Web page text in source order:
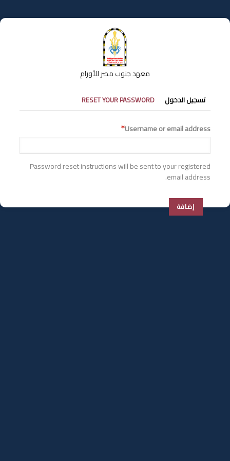
إلى
المحتوى
معهد جنوب مصر للأورام
التبويبات
الأساسية
تسجيل الدخول RESET YOUR PASSWORD
Username or email address
Password reset instructions will be sent to your registered
email address.